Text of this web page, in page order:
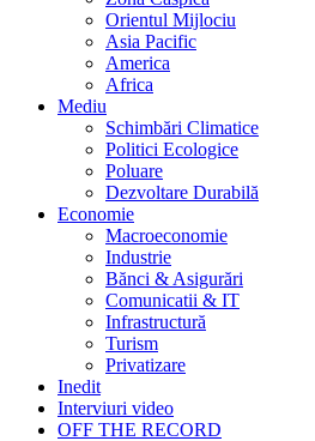
Orientul Mijlociu
Asia Pacific
America
Africa
Mediu
Schimbări Climatice
Politici Ecologice
Poluare
Dezvoltare Durabilă
Economie
Macroeconomie
Industrie
Bănci & Asigurări
Comunicatii & IT
Infrastructură
Turism
Privatizare
Inedit
Interviuri video
OFF THE RECORD